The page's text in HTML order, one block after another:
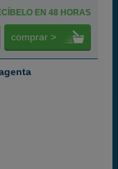
EN 48 HORAS
comprar >